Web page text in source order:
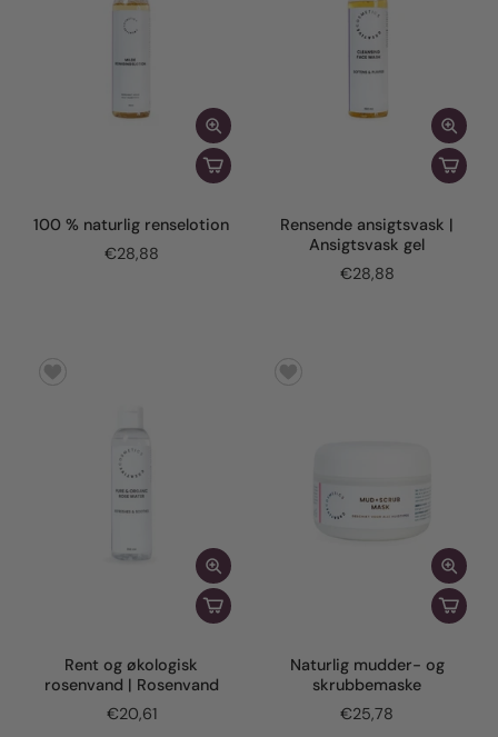
100 % naturlig renselotion
€28,88
Rensende ansigtsvask |
Ansigtsvask gel
€28,88
Rent og økologisk
rosenvand | Rosenvand
€20,61
Naturlig mudder- og
skrubbemaske
€25,78